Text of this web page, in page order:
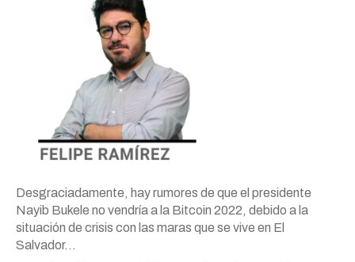
Desgraciadamente, hay rumores de que el presidente
Nayib Bukele no vendría a la Bitcoin 2022, debido a la
situación de crisis con las maras que se vive en El
Salvador…